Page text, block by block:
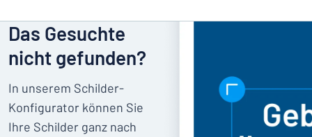
Das Gesuchte
nicht gefunden?
In unserem Schilder-
Konfigurator können Sie
Ihre Schilder ganz nach